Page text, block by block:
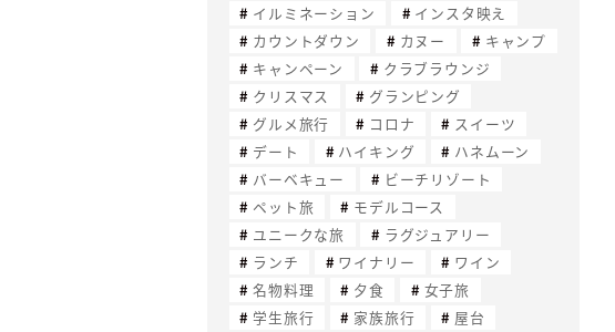
イルミネーション
インスタ映え
カウントダウン
カヌー
キャンプ
キャンペーン
クラブラウンジ
クリスマス
グランピング
グルメ旅行
コロナ
スイーツ
デート
ハイキング
ハネムーン
バーベキュー
ビーチリゾート
ペット旅
モデルコース
ユニークな旅
ラグジュアリー
ランチ
ワイナリー
ワイン
名物料理
夕食
女子旅
学生旅行
家族旅行
屋台